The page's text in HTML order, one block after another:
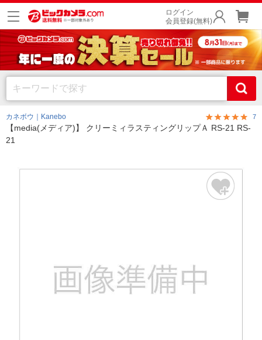
ログイン
会員登録(無料)
カネボウ｜Kanebo 7
【media(メディア)】 クリーミィラスティングリップＡ RS-21 RS-
21